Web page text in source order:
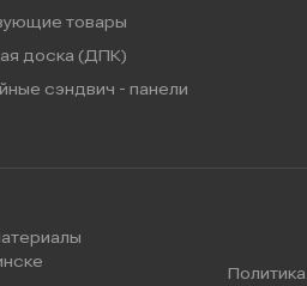
товары
доска (ДПК)
сэндвич - панели